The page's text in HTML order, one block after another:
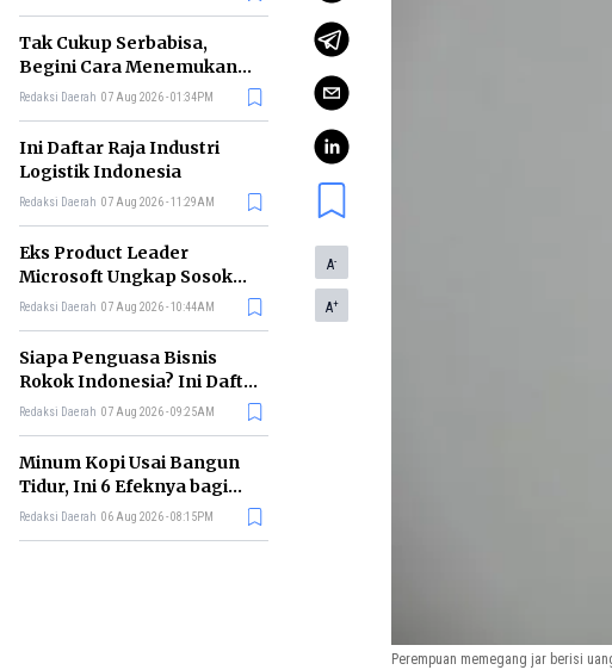
Tak Cukup Serbabisa,
Begini Cara Menemukan
'Spike' agar CV Dilirik HR
Redaksi Daerah 07 Aug 2026 - 01:34PM
Ini Daftar Raja Industri
Logistik Indonesia
Redaksi Daerah 07 Aug 2026 - 11:29AM
Eks Product Leader
Microsoft Ungkap Sosok
yang Paling Cocok
Redaksi Daerah 07 Aug 2026 - 10:44AM
Siapa Penguasa Bisnis
Rokok Indonesia? Ini Daftar
Perusahaan Terbesarnya
Redaksi Daerah 07 Aug 2026 - 09:25AM
Minum Kopi Usai Bangun
Tidur, Ini 6 Efeknya bagi
Kesehatan Tubuh
Redaksi Daerah 06 Aug 2026 - 08:15PM
A-
A+
Perempuan memegang jar berisi